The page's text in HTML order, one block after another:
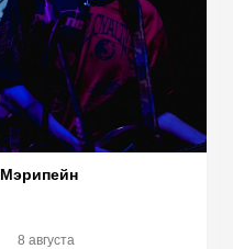
Мэрипейн
8 августа